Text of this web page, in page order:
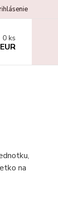
0 ks
na